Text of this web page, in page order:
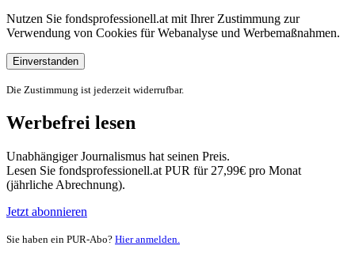
Nutzen Sie fondsprofessionell.at mit Ihrer Zustimmung zur
Verwendung von Cookies für Webanalyse und Werbemaßnahmen.
Einverstanden
Die Zustimmung ist jederzeit widerrufbar.
Werbefrei lesen
Unabhängiger Journalismus hat seinen Preis.
Lesen Sie fondsprofessionell.at PUR für 27,99€ pro Monat
(jährliche Abrechnung).
Jetzt abonnieren
Sie haben ein PUR-Abo? Hier anmelden.